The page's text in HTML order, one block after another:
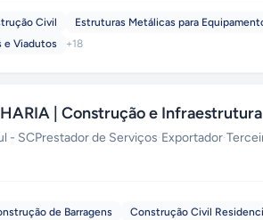
Civil Estruturas Metálicas para
e Viadutos
+18
| Construção e Infraestrutura
- SCPrestador de Serviços·Exportador·
de Barragens Construção Civil